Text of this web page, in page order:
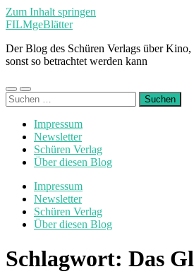
Zum Inhalt springen
FILMgeBlätter
Der Blog des Schüren Verlags über
sonst so betrachtet werden kann
Mobile-
Menü
Suchfeld
ein-/ausblenden
Suchen
nach:
Impressum
Newsletter
Schüren Verlag
Über diesen Blog
Impressum
Newsletter
Schüren Verlag
Über diesen Blog
Schlagwort: Das